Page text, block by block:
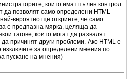
които имат пълен контрол
да позволят само определени HTML
вероятно ще откриете, че само
е предпазна мярка, целяща да
тагове, които могат да развалят
причинят други проблеми. Ако HTML е
изключите за определени мнения по
пускане на мнения)